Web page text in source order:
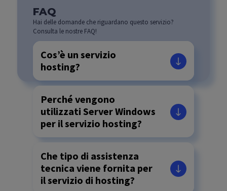
FAQ
Hai delle domande che riguardano questo servizio?
Consulta le nostre FAQ!
Cos’è un servizio
hosting?
Perché vengono
utilizzati Server Windows
per il servizio hosting?
Che tipo di assistenza
tecnica viene fornita per
il servizio di hosting?